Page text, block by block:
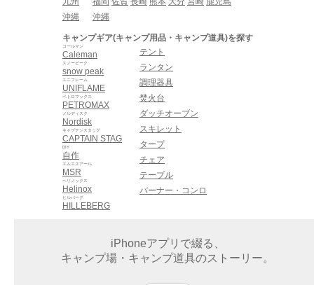
沖縄
沖縄
キャンプギア(キャンプ用品・キャンプ道具)を探す
Caleman
コールマン
snow peak
スノーピーク
UNIFLAME
ユニフレーム
PETROMAX
ペトロマックス
Nordisk
ノルディスク
CAPTAIN STAG
キャプテンスタッグ
自作
DIY
MSR
エムエスアール
Helinox
ヘリノックス
HILLEBERG
ヒルバーグ
テント
ランタン
調理器具
焚火台
ダッチオーブン
スキレット
タープ
チェア
テーブル
バーナー・コンロ
iPhoneアプリで綴る、
キャンプ場・キャンプ道具のストーリー。